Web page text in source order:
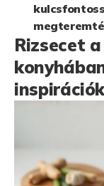
Rizsecet